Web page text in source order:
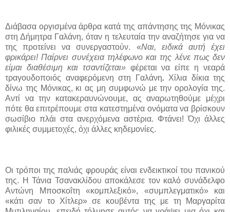
Διάβασα οργισμένα άρθρα κατά της απάντησης της Μόνικας
στη Δήμητρα Γαλάνη, όταν η τελευταία την αναζήτησε για να
της προτείνει να συνεργαστούν. «Ναι, ειδικά αυτή έχει
φρικάρει! Παίρνει συνέχεια τηλέφωνο και της λένε πως δεν
είμαι διαθέσιμη και τσαντίζεται» φέρεται να είπε η νεαρά
τραγουδοποιός αναφερόμενη στη Γαλάνη. Χίλια δίκια της
δίνω της Μόνικας, κι ας μη συμφωνώ με την ορολογία της.
Αντί να την κατακεραυνώνουμε, ας αναρωτηθούμε μέχρι
πότε θα επιτρέπουμε στα κατεστημένα ονόματα να βρίσκουν
σωσίβιο πλάι στα ανερχόμενα αστέρια. Φτάνει! Όχι άλλες
φιλικές συμμετοχές, όχι άλλες κηδεμονίες.
Οι τρόποι της παλιάς φρουράς είναι ενδεικτικοί του πανικού
της. Η Τάνια Τσανακλίδου αποκάλεσε τον καλό συνάδελφο
Αντώνη Μποσκοΐτη «κομπλεξικό», «συμπλεγματικό» και
«κάτι σαν το Χίτλερ» σε κουβέντα της με τη Μαργαρίτα